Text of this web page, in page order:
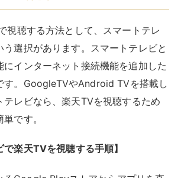
るGoogle Playストアからアプリを直
ム画面に表示される楽天TVのアイコ
ストールしたら、アカウント情報を入
の機能も内蔵されているた
TVを搭載したテレビでは、Googleア